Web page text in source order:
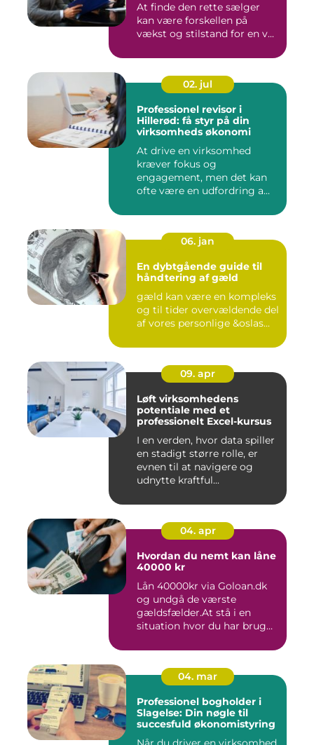
At finde den rette sælger
kan være forskellen på
vækst og stilstand for en v...
02. jul
Professionel revisor i
Hillerød: få styr på din
virksomheds økonomi
At drive en virksomhed
kræver fokus og
engagement, men det kan
ofte være en udfordring a...
06. jan
En dybtgående guide til
håndtering af gæld
gæld kan være en kompleks
og til tider overvældende del
af vores personlige &oslas...
09. apr
Løft virksomhedens
potentiale med et
professionelt Excel-kursus
I en verden, hvor data spiller
en stadigt større rolle, er
evnen til at navigere og
udnytte kraftful...
04. apr
Hvordan du nemt kan låne
40000 kr
Lån 40000kr via Goloan.dk
og undgå de værste
gældsfælder.At stå i en
situation hvor du har brug
04. mar
Professionel bogholder i
Slagelse: Din nøgle til
succesfuld økonomistyring